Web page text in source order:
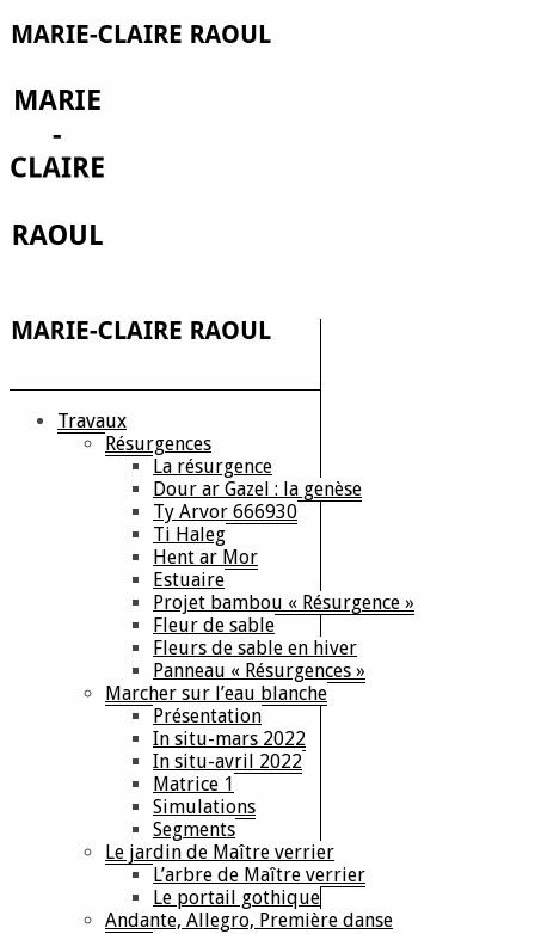
Travaux
Résurgences
La résurgence
Dour ar Gazel : la genèse
Ty Arvor 666930
Ti Haleg
Hent ar Mor
Estuaire
Projet bambou « Résurgence »
Fleur de sable
Fleurs de sable en hiver
Panneau « Résurgences »
Marcher sur l’eau blanche
Présentation
In situ-mars 2022
In situ-avril 2022
Matrice 1
Simulations
Segments
Le jardin de Maître verrier
L’arbre de Maître verrier
Le portail gothique
Andante, Allegro, Première danse